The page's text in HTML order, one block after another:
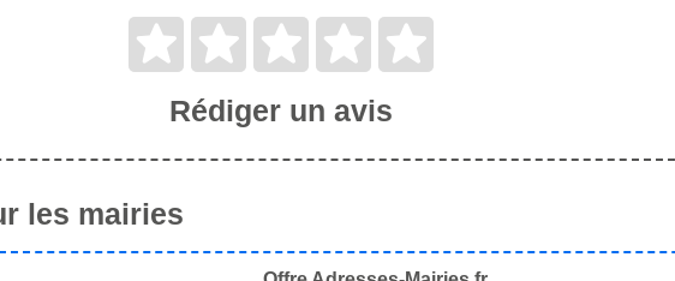
Rédiger un avis
les mairies